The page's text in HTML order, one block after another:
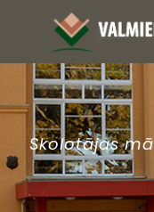
Skolotājas